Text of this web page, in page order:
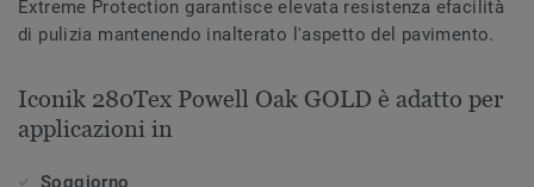
Extreme Protection garantisce elevata resistenza efacilità
di pulizia mantenendo inalterato l'aspetto del pavimento.
Iconik 280Tex Powell Oak GOLD è adatto per
applicazioni in
Soggiorno